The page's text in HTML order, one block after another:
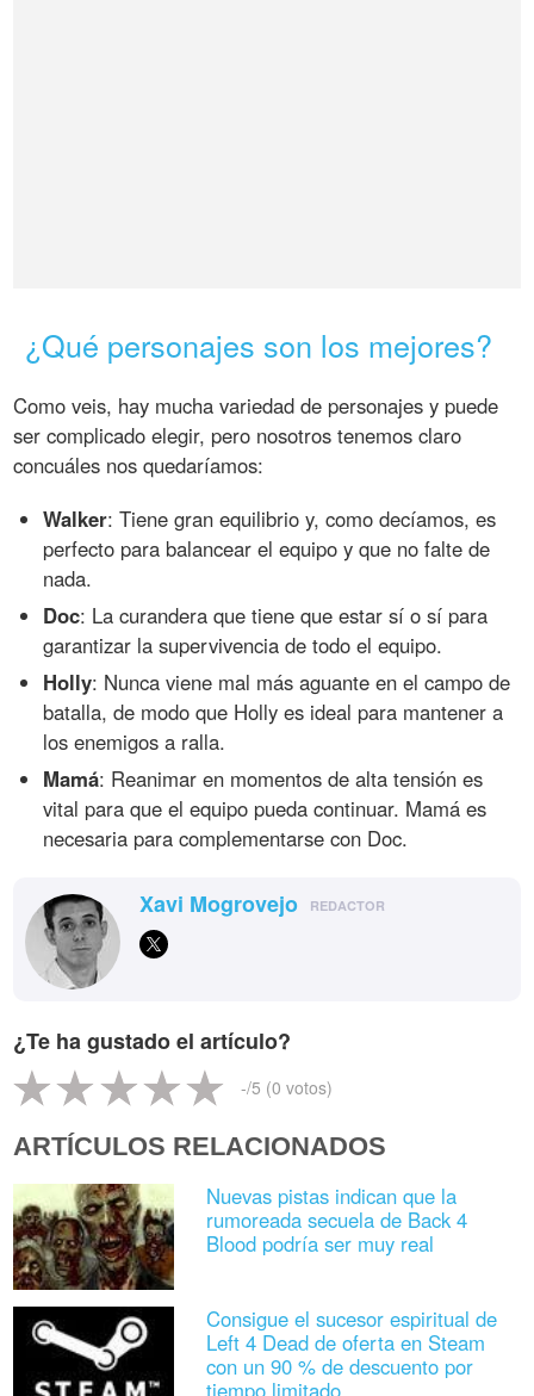
¿Qué personajes son los mejores?
Como veis, hay mucha variedad de personajes y puede
ser complicado elegir, pero nosotros tenemos claro
concuáles nos quedaríamos:
Walker: Tiene gran equilibrio y, como decíamos, es
perfecto para balancear el equipo y que no falte de
nada.
Doc: La curandera que tiene que estar sí o sí para
garantizar la supervivencia de todo el equipo.
Holly: Nunca viene mal más aguante en el campo de
batalla, de modo que Holly es ideal para mantener a
los enemigos a ralla.
Mamá: Reanimar en momentos de alta tensión es
vital para que el equipo pueda continuar. Mamá es
necesaria para complementarse con Doc.
Xavi Mogrovejo REDACTOR
¿Te ha gustado el artículo?
-/5 (0 votos)
ARTÍCULOS RELACIONADOS
Nuevas pistas indican que la
rumoreada secuela de Back 4
Blood podría ser muy real
Consigue el sucesor espiritual de
Left 4 Dead de oferta en Steam
con un 90 % de descuento por